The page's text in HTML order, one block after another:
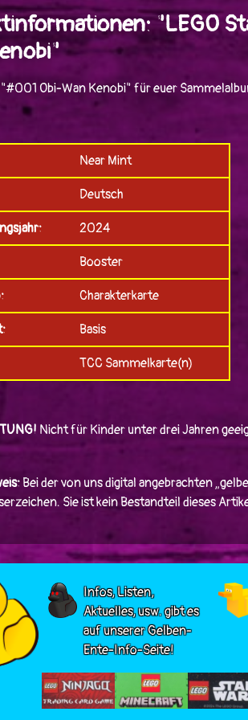
"LEGO
Obi-Wan Kenobi" für euer
Near Mint
Deutsch
2024
Booster
Charakterkarte
Basis
TCC Sammelkarte(n)
Nicht für Kinder unter drei Jahren
Bei der von uns digital angebrachten
Sie ist kein Bestandteil dieses
Infos, Listen,
Aktuelles, usw. gibt es
auf unserer Gelben-
Ente-Info-Seite!